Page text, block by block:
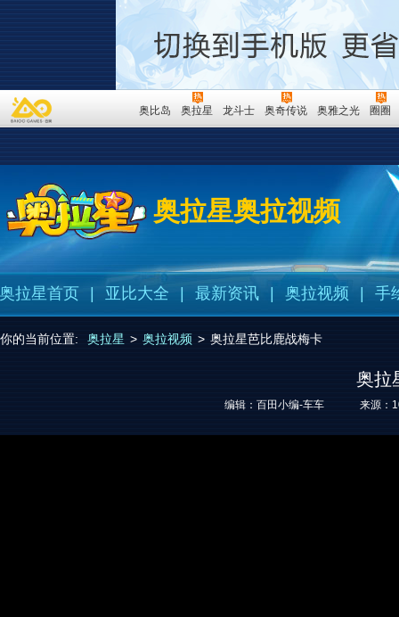
奥比岛 奥拉星 龙斗士 奥奇传说 奥雅之光 圈圈
奥拉星奥拉视频
奥拉星首页 亚比大全 最新资讯 奥拉视频 手
你的当前位置: 奥拉星 > 奥拉视频 > 奥拉星芭比鹿战梅卡
奥拉
编辑：百田小编-车车 来源：